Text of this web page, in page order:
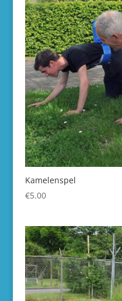
Kamelenspel
€5.00